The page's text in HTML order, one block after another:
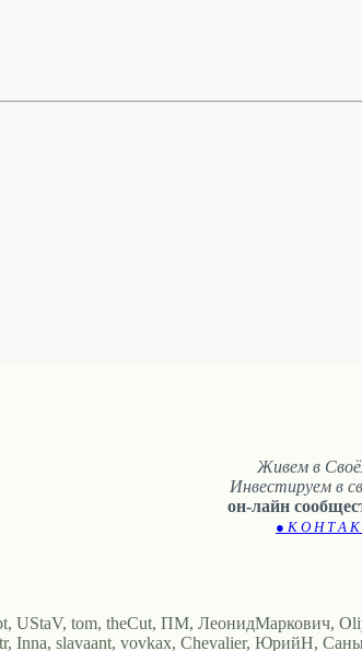
Живем в
Инвестируем в
он-лайн
● К О Н Т А
UStaV, tom, theCut, ПМ, ЛеонидМаркович,
Inna, slavaant, vovkax, Chevalier, ЮрийН,